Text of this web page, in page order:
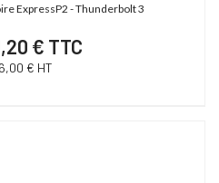
ExpressP2 - Thunderbolt 3
€ TTC
€ HT